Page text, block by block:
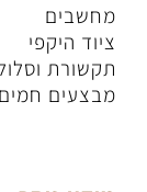
מחשבים
ציוד היקפי
תקשורת
מבצעים חמים